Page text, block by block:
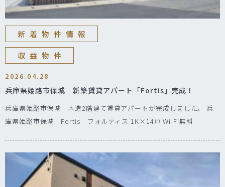
新着物件情報
収益物件
2026.04.28
兵庫県姫路市保城 新築賃貸アパート「Fortis」完成！
兵庫県姫路市保城 木造2階建て賃貸アパートが完成しました。 兵
庫県姫路市保城 Fortis フォルティス 1K×14戸 Wi-Fi無料